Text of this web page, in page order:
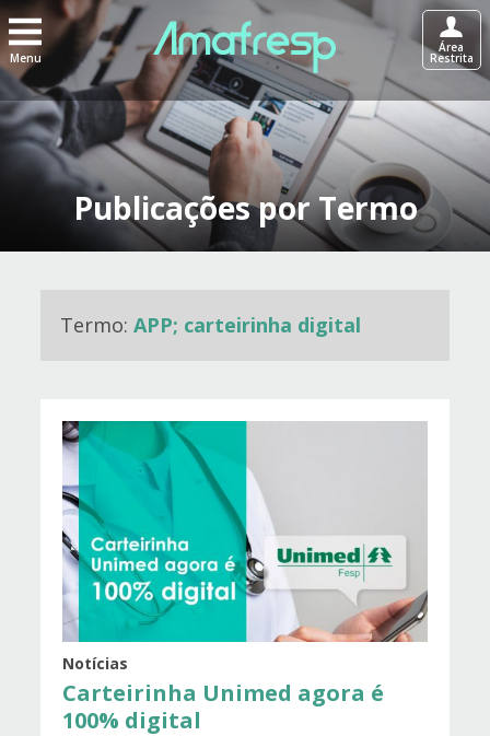
Menu
Área
Restrita
Publicações por Termo
Termo:APP; carteirinha digital
Notícias
Carteirinha Unimed agora é
100% digital